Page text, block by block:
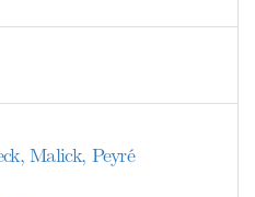
Malick, Peyré